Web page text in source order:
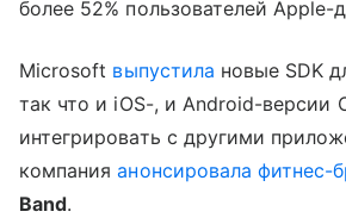
более 52% пользователей Apple-
Microsoft выпустила новые SDK
так что и iOS-, и Android-версии
интегрировать с другими
компанияанонсировала фитнес-
Band.